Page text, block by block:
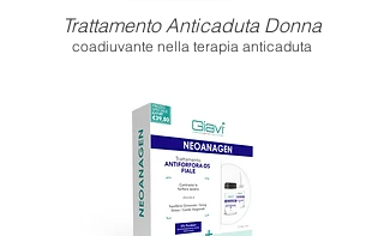
Trattamento Anticaduta Donna
coadiuvante nella terapia anticaduta